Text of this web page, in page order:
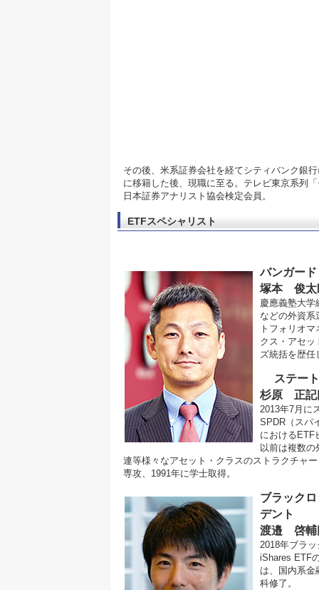
その後、米系証券会社を経てシティバンク銀
に移籍した後、現職に至る。テレビ東京系列
日本証券アナリスト協会検定会員。
ETFスペシャリスト
バンガー
塚本 俊太
慶應義塾大学
などの外資系
トフォリオ
クス・アセッ
ズ統括を歴任
ステー
杉原 正記
2013年7月に
SPDR（スパ
におけるETF
以前は複数
連等様々なアセット・クラスのストラクチャ
専攻、1991年に学士取得。
ブラック
デント
渡邉 啓輔
2018年ブラ
iShares ETF
は、国内系金
科修了。